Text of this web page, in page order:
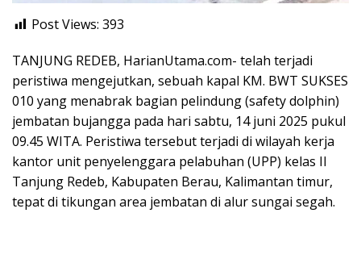
Post Views: 393
TANJUNG REDEB, HarianUtama.com- telah terjadi
peristiwa mengejutkan, sebuah kapal KM. BWT SUKSES
010 yang menabrak bagian pelindung (safety dolphin)
jembatan bujangga pada hari sabtu, 14 juni 2025 pukul
09.45 WITA. Peristiwa tersebut terjadi di wilayah kerja
kantor unit penyelenggara pelabuhan (UPP) kelas II
Tanjung Redeb, Kabupaten Berau, Kalimantan timur,
tepat di tikungan area jembatan di alur sungai segah.